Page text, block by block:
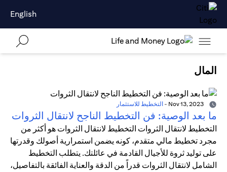
English
المال
- التخطيط للاستثمار
ما بعد الوصية: فن التخطيط الناجح لانتقال الثروات
التخطيط لانتقال الثروات التخطيط لانتقال الثروات هو أكثر من
مجرد تخطيط مالي متقدم، كونه يضمن استمرارية أصولك وقدرتها
على توليد ثروة للأجيال القادمة في عائلتك. يتطلب التخطيط
الشامل لانتقال الثروات قدراً من الدقة والعناية الفائقة بالتفاصيل،